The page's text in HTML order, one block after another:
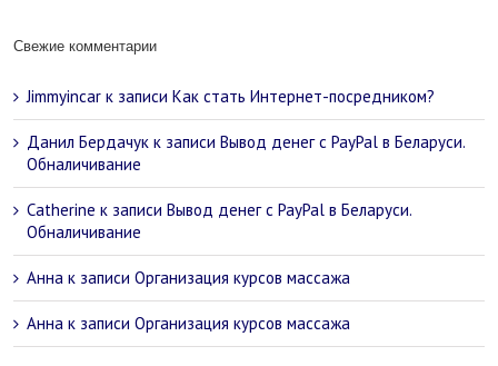
Свежие комментарии
Jimmyincar к записи Как стать Интернет-посредником?
Данил Бердачук к записи Вывод денег с PayPal в Беларуси.
Обналичивание
Catherine к записи Вывод денег с PayPal в Беларуси.
Обналичивание
Анна к записи Организация курсов массажа
Анна к записи Организация курсов массажа